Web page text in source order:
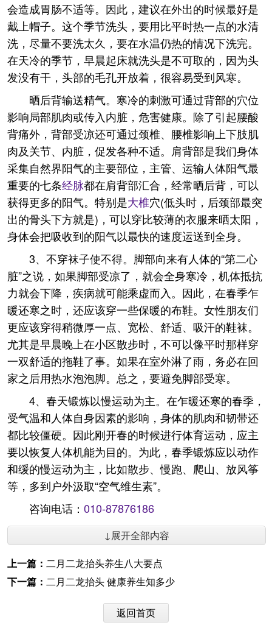
会造成胃肠不适等。因此，建议在外出的时候最好是
戴上帽子。这个季节洗头，要用比平时热一点的水清
洗，尽量不要洗太久，要在水温仍热的情况下洗完。
在天冷的季节，早晨起床就洗头是不可取的，因为头
发没有干，头部的毛孔开放着，很容易受到风寒。
晒后背输送精气。寒冷的刺激可通过背部的穴位
影响局部肌肉或传入内脏，危害健康。除了引起腰酸
背痛外，背部受凉还可通过颈椎、腰椎影响上下肢肌
肉及关节、内脏，促发各种不适。肩背部是我们身体
采集自然界阳气的主要部位，主管、运输人体阳气最
重要的七条经脉都在肩背部汇合，经常晒后背，可以
获得更多的阳气。特别是大椎穴(低头时，后颈部最突
出的骨头下方就是)，可以穿比较薄的衣服来晒太阳，
身体会把吸收到的阳气以最快的速度运送到全身。
3、不穿袜子使不得。脚部向来有人体的“第二心
脏”之说，如果脚部受凉了，就会全身寒冷，机体抵抗
力就会下降，疾病就可能乘虚而入。因此，在春季乍
暖还寒之时，还应该穿一些保暖的布鞋。女性朋友们
更应该穿得稍微厚一点、宽松、舒适、吸汗的鞋袜。
尤其是早晨晚上在小区散步时，不可以像平时那样穿
一双舒适的拖鞋了事。如果在室外淋了雨，务必在回
家之后用热水泡泡脚。总之，要避免脚部受寒。
4、春天锻炼以慢运动为主。在乍暖还寒的春季，
受气温和人体自身因素的影响，身体的肌肉和韧带还
都比较僵硬。因此刚开春的时候进行体育运动，应主
要以恢复人体机能为目的。为此，春季锻炼应以动作
和缓的慢运动为主，比如散步、慢跑、爬山、放风筝
等，多到户外汲取“空气维生素”。
咨询电话： 010-87876186
↓展开全部内容
上一篇： 二月二龙抬头养生八大要点
下一篇： 二月二龙抬头 健康养生知多少
返回首页